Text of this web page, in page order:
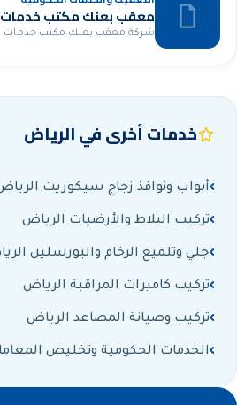
معقب بعنك مكتب خدمات
شركة معقب بعنك مكتب خدمات
خدمات أخرى في الرياض
أبواب ونوافذ زجاج سيكوريت
تركيب البلاط والأرضيات الرياض
جلي وتلميع الرخام والبورسلين
تركيب كاميرات المراقبة الرياض
تركيب وصيانة المصاعد الرياض
الخدمات الحكومية وتخليص